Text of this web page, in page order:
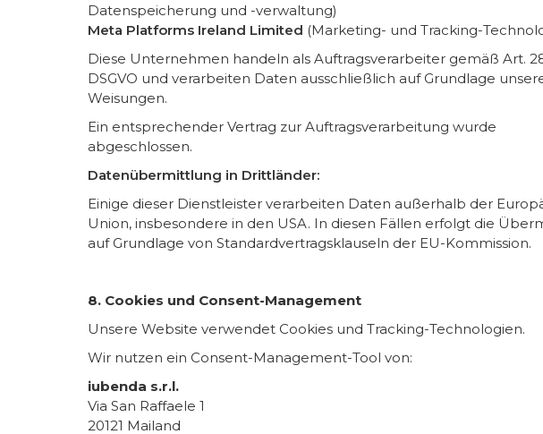
Datenspeicherung und -verwaltung)
Meta Platforms Ireland Limited (Marketing- und Tracking-
Diese Unternehmen handeln als Auftragsverarbeiter gemäß Art.
DSGVO und verarbeiten Daten ausschließlich auf Grundlage
Weisungen.
Ein entsprechender Vertrag zur Auftragsverarbeitung wurde
abgeschlossen.
Datenübermittlung in Drittländer:
Einige dieser Dienstleister verarbeiten Daten außerhalb der
Union, insbesondere in den USA. In diesen Fällen erfolgt die
auf Grundlage von Standardvertragsklauseln der EU-Kommission.
8. Cookies und Consent-Management
Unsere Website verwendet Cookies und Tracking-Technologien.
Wir nutzen ein Consent-Management-Tool von:
iubenda s.r.l.
Via San Raffaele 1
20121 Mailand